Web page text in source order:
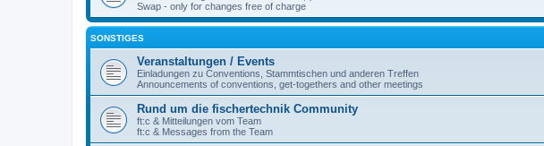
Swap - only for changes free of charge
SONSTIGES
Veranstaltungen / Events
Einladungen zu Conventions, Stammtischen und anderen Treffen
Announcements of conventions, get-togethers and other meetings
Rund um die fischertechnik Community
ft:c & Mitteilungen vom Team
ft:c & Messages from the Team